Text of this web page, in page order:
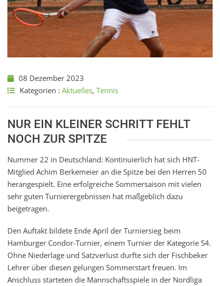
08 Dezember 2023
Kategorien : Aktuelles, Tennis
NUR EIN KLEINER SCHRITT FEHLT
NOCH ZUR SPITZE
Nummer 22 in Deutschland: Kontinuierlich hat sich HNT-
Mitglied Achim Berkemeier an die Spitze bei den Herren 50
herangespielt. Eine erfolgreiche Sommersaison mit vielen
sehr guten Turnierergebnissen hat maßgeblich dazu
beigetragen.
Den Auftakt bildete Ende April der Turniersieg beim
Hamburger Condor-Turnier, einem Turnier der Kategorie S4.
Ohne Niederlage und Satzverlust durfte sich der Fischbeker
Lehrer über diesen gelungen Sommerstart freuen. Im
Anschluss starteten die Mannschaftsspiele in der Nordliga